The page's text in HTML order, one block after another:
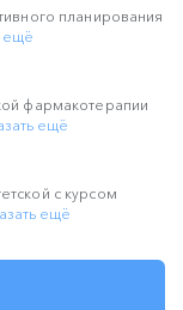
планирования
ещё
фармакотерапии
ещё
с курсом
ещё